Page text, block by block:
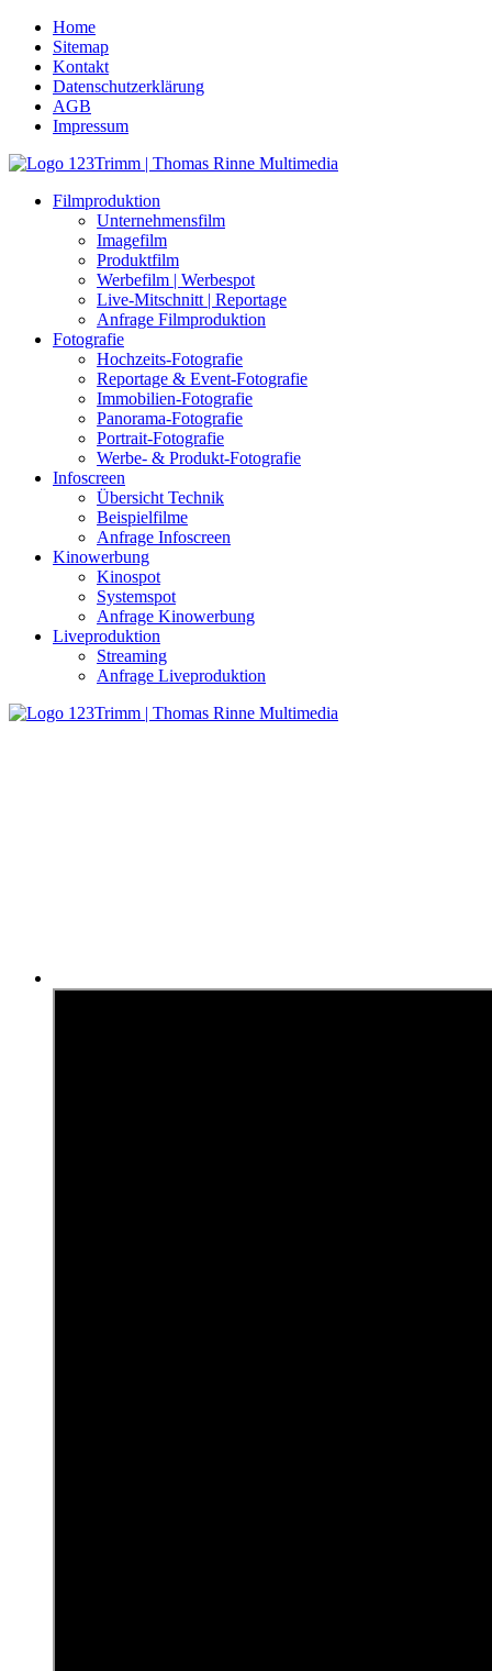
Home
Sitemap
Kontakt
Datenschutzerklärung
AGB
Impressum
Filmproduktion
Unternehmensfilm
Imagefilm
Produktfilm
Werbefilm | Werbespot
Live-Mitschnitt | Reportage
Anfrage Filmproduktion
Fotografie
Hochzeits-Fotografie
Reportage & Event-Fotografie
Immobilien-Fotografie
Panorama-Fotografie
Portrait-Fotografie
Werbe- & Produkt-Fotografie
Infoscreen
Übersicht Technik
Beispielfilme
Anfrage Infoscreen
Kinowerbung
Kinospot
Systemspot
Anfrage Kinowerbung
Liveproduktion
Streaming
Anfrage Liveproduktion